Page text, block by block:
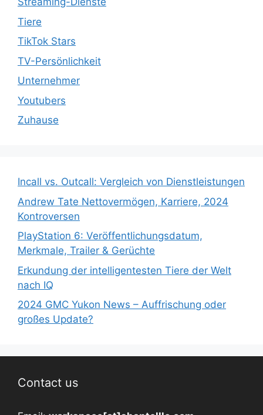
Tiere
TikTok Stars
TV-Persönlichkeit
Unternehmer
Youtubers
Zuhause
Incall vs. Outcall: Vergleich von Dienstleistungen
Andrew Tate Nettovermögen, Karriere, 2024
Kontroversen
PlayStation 6: Veröffentlichungsdatum,
Merkmale, Trailer & Gerüchte
Erkundung der intelligentesten Tiere der Welt
nach IQ
2024 GMC Yukon News – Auffrischung oder
großes Update?
Contact us